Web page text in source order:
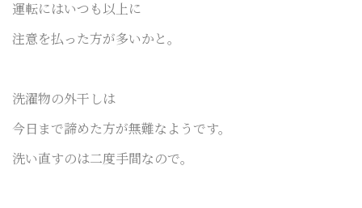
運転にはいつも以上に
注意を払った方が多いかと。
洗濯物の外干しは
今日まで諦めた方が無難なようです。
洗い直すのは二度手間なので。